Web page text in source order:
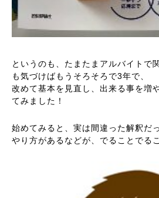
というのも、たまたまアルバイトで
も気づけばもうそろそろで3年で、
改めて基本を見直し、出来る事を増
てみました！
始めてみると、実は間違った解釈だ
やり方があるなどが、でることでる